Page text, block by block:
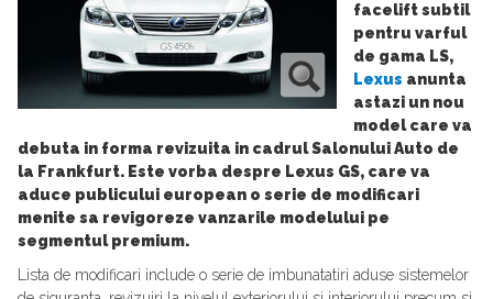
facelift subtil
pentru varful
de gama LS,
Lexus anunta
astazi un nou
model care va
debuta in forma revizuita in cadrul Salonului Auto de
la Frankfurt. Este vorba despre Lexus GS, care va
aduce publicului european o serie de modificari
menite sa revigoreze vanzarile modelului pe
segmentul premium.
Lista de modificari include o serie de imbunatatiri aduse sistemelor